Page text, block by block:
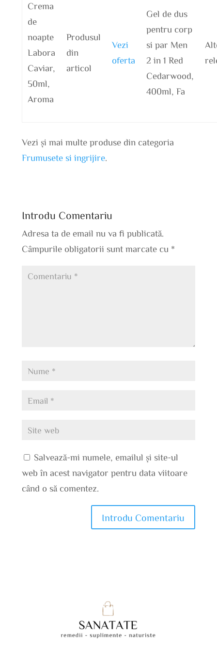
Crema
de
noapte
Labora
Caviar,
50ml,
Aroma
Produsul
din
articol
Vezi
oferta
Gel de dus
pentru corp
si par Men
2 in 1 Red
Cedarwood,
400ml, Fa
Vezi și mai multe produse din categoria
Frumusete si ingrijire.
Introdu Comentariu
Adresa ta de email nu va fi publicată.
Câmpurile obligatorii sunt marcate cu *
Salvează-mi numele, emailul și site-ul
web în acest navigator pentru data viitoare
când o să comentez.